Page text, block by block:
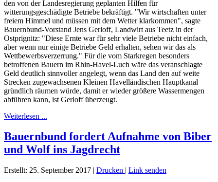
den von der Landesregierung geplanten Hilfen für
witterungsgeschädigte Betriebe bekräftigt. "Wir wirtschaften unter
freiem Himmel und müssen mit dem Wetter klarkommen", sagte
Bauernbund-Vorstand Jens Gerloff, Landwirt aus Teetz in der
Ostprignitz: "Diese Ernte war für sehr viele Betriebe nicht einfach,
aber wenn nur einige Betriebe Geld erhalten, sehen wir das als
Wettbewerbsverzerrung." Für die vom Starkregen besonders
betroffenen Bauern im Rhin-Havel-Luch wäre das veranschlagte
Geld deutlich sinnvoller angelegt, wenn das Land den auf weite
Strecken zugewachsenen Kleinen Havelländischen Hauptkanal
gründlich räumen würde, damit er wieder größere Wassermengen
abführen kann, ist Gerloff überzeugt.
Weiterlesen ...
Bauernbund fordert Aufnahme von Biber
und Wolf ins Jagdrecht
Erstellt: 25. September 2017 | Drucken | Link senden